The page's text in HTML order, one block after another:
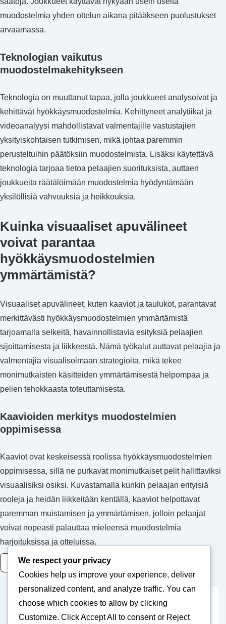
muodostelmia yhden ottelun aikana pitääkseen puolustukset
arvaamassa.
Teknologian vaikutus
muodostelmakehitykseen
Teknologia on muuttanut tapaa, jolla joukkueet analysoivat ja
kehittävät hyökkäysmuodostelmia. Kehittyneet analytiikat ja
videoanalyysi mahdollistavat valmentajille vastustajien
yksityiskohtaisen tutkimisen, mikä johtaa paremmin
perusteltuihin päätöksiin muodostelmista. Lisäksi käytettävä
teknologia tarjoaa tietoa pelaajien suorituksista, auttaen
joukkueita räätälöimään muodostelmia hyödyntämään
yksilöllisiä vahvuuksia ja heikkouksia.
Kuinka visuaaliset apuvälineet
voivat parantaa
hyökkäysmuodostelmien
ymmärtämistä?
Visuaaliset apuvälineet, kuten kaaviot ja taulukot, parantavat
merkittävästi hyökkäysmuodostelmien ymmärtämistä
tarjoamalla selkeitä, havainnollistavia esityksiä pelaajien
sijoittamisesta ja liikkeestä. Nämä työkalut auttavat pelaajia ja
valmentajia visualisoimaan strategioita, mikä tekee
monimutkaisten käsitteiden ymmärtämisestä helpompaa ja
pelien tehokkaasta toteuttamisesta.
Kaavioiden merkitys muodostelmien
oppimisessa
Kaaviot ovat keskeisessä roolissa hyökkäysmuodostelmien
oppimisessa, sillä ne purkavat monimutkaiset pelit hallittaviksi
visuaalisiksi osiksi. Kuvastamalla kunkin pelaajan erityisiä
rooleja ja heidän liikkeitään kentällä, kaaviot helpottavat
paremman muistamisen ja ymmärtämisen, jolloin pelaajat
voivat nopeasti palauttaa mieleensä muodostelmia
harjoituksissa ja otteluissa.
READ MORE
Posts
Previous 1
We respect your privacy
Cookies help us improve your experience, deliver
personalized content, and analyze traffic. You can
choose which cookies to allow by clicking
Customize. ClickAccept All to consent or Reject